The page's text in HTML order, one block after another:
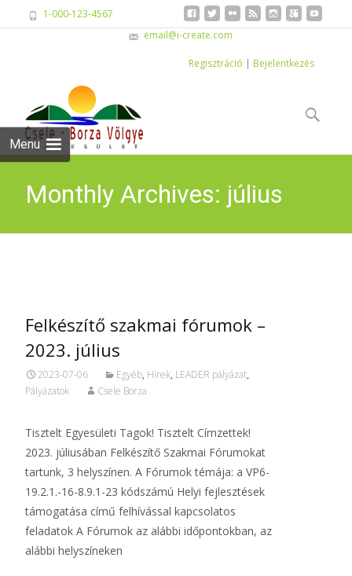
1-000-123-4567
email@i-create.com
Regisztráció | Bejelentkezés
Menu
to
content
Keresés:
Monthly Archives: július
Felkészítő szakmai fórumok –
2023. július
2023-07-06 Egyéb, Hírek, LEADER pályázat,
Pályázatok
Csele Borza
Tisztelt Egyesületi Tagok! Tisztelt Címzettek!
2023. júliusában Felkészítő Szakmai Fórumokat
tartunk, 3 helyszínen. A Fórumok témája: a VP6-
19.2.1.-16-8.9.1-23 kódszámú Helyi fejlesztések
támogatása című felhívással kapcsolatos
feladatok A Fórumok az alábbi időpontokban, az
alábbi helyszíneken